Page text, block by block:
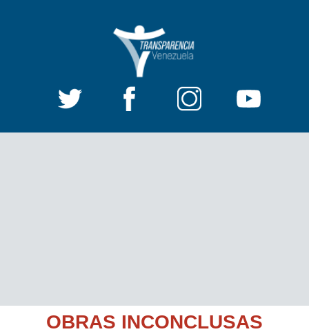
OBRAS INCONCLUSAS